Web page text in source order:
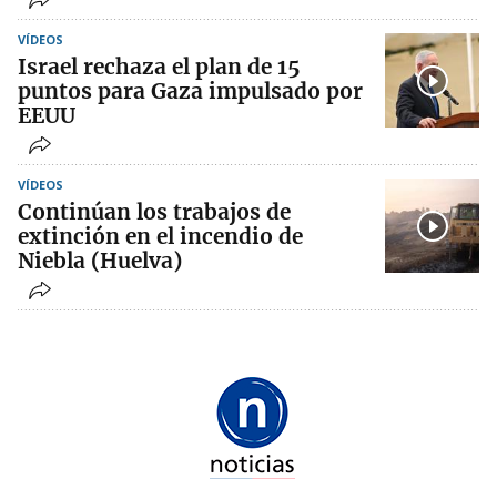
VÍDEOS
Israel rechaza el plan de 15
puntos para Gaza impulsado por
EEUU
VÍDEOS
Continúan los trabajos de
extinción en el incendio de
Niebla (Huelva)